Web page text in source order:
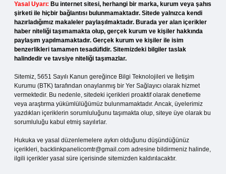
Yasal Uyarı: Bu internet sitesi, herhangi bir marka, kurum veya şahıs
şirketi ile hiçbir bağlantısı bulunmamaktadır. Sitede yalnızca kendi
hazırladığımız makaleler paylaşılmaktadır. Burada yer alan içerikler
haber niteliği taşımamakta olup, gerçek kurum ve kişiler hakkında
paylaşım yapılmamaktadır. Gerçek kurum ve kişiler ile isim
benzerlikleri tamamen tesadüfidir. Sitemizdeki bilgiler taslak
halindedir ve tavsiye niteliği taşımazlar.
Sitemiz, 5651 Sayılı Kanun gereğince Bilgi Teknolojileri ve İletişim
Kurumu (BTK) tarafından onaylanmış bir Yer Sağlayıcı olarak hizmet
vermektedir. Bu nedenle, sitedeki içerikleri proaktif olarak denetleme
veya araştırma yükümlülüğümüz bulunmamaktadır. Ancak, üyelerimiz
yazdıkları içeriklerin sorumluluğunu taşımakta olup, siteye üye olarak bu
sorumluluğu kabul etmiş sayılırlar.
Hukuka ve yasal düzenlemelere aykırı olduğunu düşündüğünüz
içerikleri, backlinkpanelicomtr@gmail.com adresine bildirmeniz halinde,
ilgili içerikler yasal süre içerisinde sitemizden kaldırılacaktır.